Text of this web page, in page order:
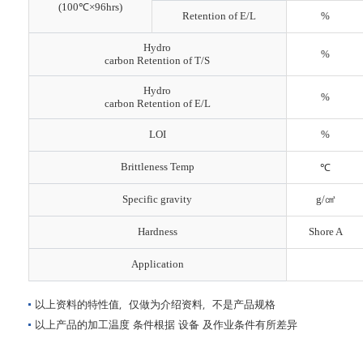
(100℃×96hrs)
Retention of E/L %
Hydro
carbon Retention of T/S
%
Hydro
carbon Retention of E/L
%
LOI %
Brittleness Temp ℃
Specific gravity g/㎤
Hardness Shore A
Application
以上资料的特性值，仅做为介绍资料，不是产品规格
以上产品的加工温度 条件根据 设备 及作业条件有所差异